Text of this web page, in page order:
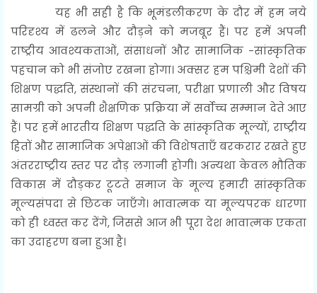
यह भी सही है कि भूमंडलीकरण के दौर में हम नये
परिदृश्य में ढलने और दौड़ने को मजबूर हैं। पर हमें अपनी
राष्ट्रीय आवश्यकताओं, संसाधनों और सामाजिक -सांस्कृतिक
पहचान को भी संजोए रखना होगा। अक्सर हम पश्चिमी देशों की
शिक्षण पद्धति, संस्थानों की संरचना, परीक्षा प्रणाली और विषय
सामग्री को अपनी शैक्षणिक प्रक्रिया में सर्वोच्च सम्मान देते आए
हैं। पर हमें भारतीय शिक्षण पद्धति के सांस्कृतिक मूल्यों, राष्ट्रीय
हितों और सामाजिक अपेक्षाओं की विशेषताएँ बरकरार रखते हुए
अंतरराष्ट्रीय स्तर पर दौड़ लगानी होगी। अन्यथा केवल भौतिक
विकास में दौड़कर टूटते समाज के मूल्य हमारी सांस्कृतिक
मूल्यसंपदा से छिटक जाएँगे। भावात्मक या मूल्यपरक धारणा
को ही ध्वस्त कर देंगे, जिससे आज भी पूरा देश भावात्मक एकता
का उदाहरण बना हुआ है।